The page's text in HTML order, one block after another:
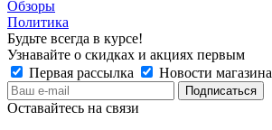
Обзоры
Политика
Будьте всегда в курсе!
Узнавайте о скидках и акциях первым
Первая рассылка
Новости магазина
Оставайтесь на связи